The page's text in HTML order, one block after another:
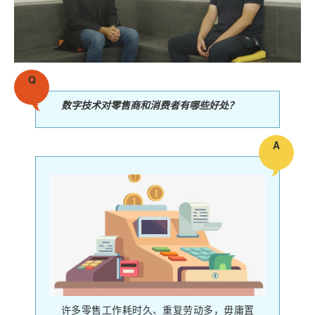
Q
数字技术对零售商和消费者有哪些好处？
许多零售工作耗时久、重复劳动多，毋庸置
A